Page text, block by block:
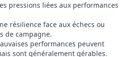
pressions liées aux performances
résilience face aux échecs ou
de campagne.
performances peuvent
sont généralement gérables.